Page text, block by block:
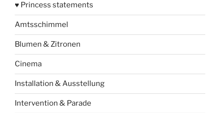
♥ Princess statements
Amtsschimmel
Blumen & Zitronen
Cinema
Installation & Ausstellung
Intervention & Parade